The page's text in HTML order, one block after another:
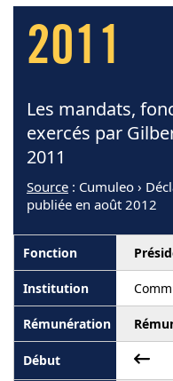
2011
Les mandats,
exercés par
2011
Source : Cumuleo ›
publiée en août 2012